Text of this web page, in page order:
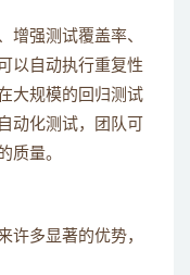
增强测试覆盖率、
以自动执行重复性
大规模的回归测试
动化测试，团队可
质量。
许多显著的优势，